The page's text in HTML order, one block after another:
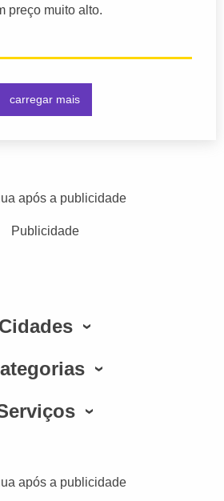
preço muito alto.
carregar mais
após a publicidade
Publicidade
Cidades
após a publicidade